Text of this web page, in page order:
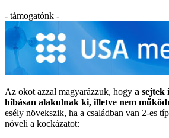
- támogatónk -
Az okot azzal magyarázzuk, hogy a sejtek
hibásan alakulnak ki, illetve nem
esély növekszik, ha a családban van 2-es
növeli a kockázatot: